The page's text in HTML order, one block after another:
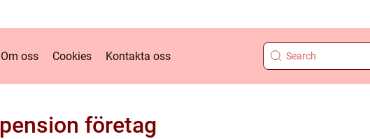
Om oss Cookies Kontakta oss
pension företag